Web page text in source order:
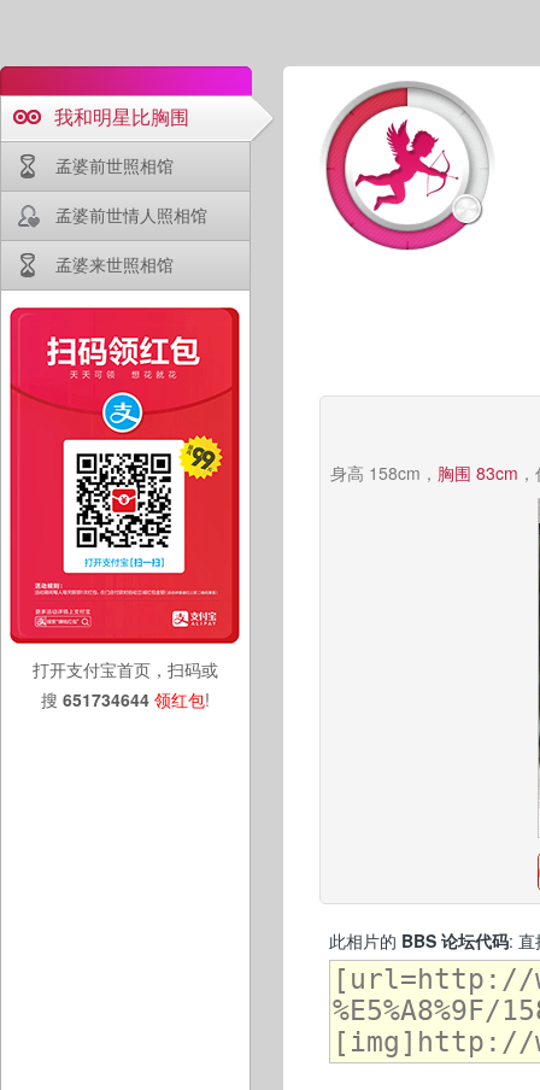
我和明星比胸围
孟婆前世照相馆
孟婆前世情人照相馆
孟婆来世照相馆
打开支付宝首页，扫码或
搜 651734644 领红包!
身高 158cm， 胸围 83cm
此相片的 BBS 论坛代码: 直